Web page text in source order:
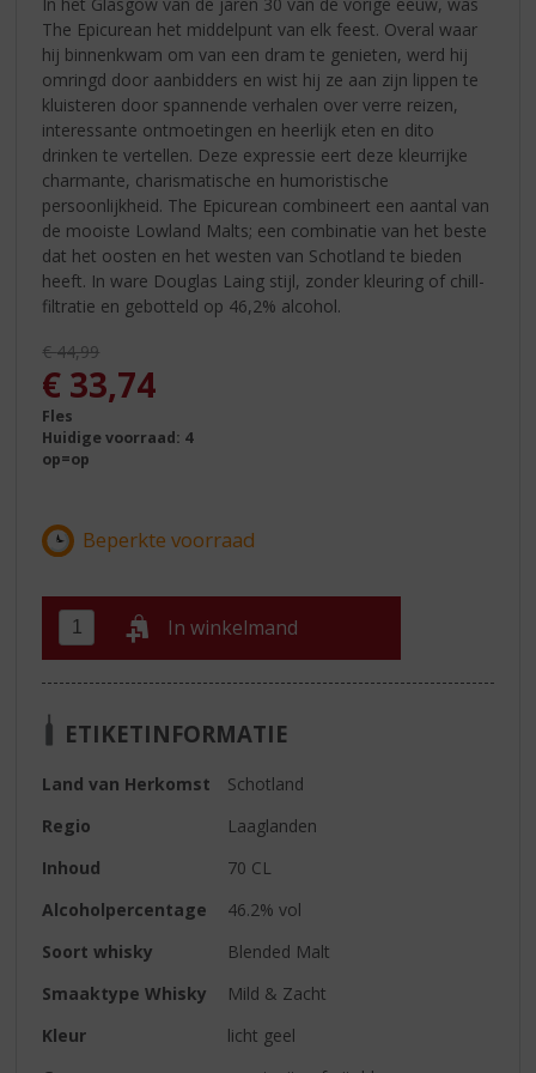
The Epicurean het middelpunt van elk feest. Overal waar
hij binnenkwam om van een dram te genieten, werd hij
omringd door aanbidders en wist hij ze aan zijn lippen te
kluisteren door spannende verhalen over verre reizen,
interessante ontmoetingen en heerlijk eten en dito
drinken te vertellen. Deze expressie eert deze kleurrijke
charmante, charismatische en humoristische
persoonlijkheid. The Epicurean combineert een aantal van
de mooiste Lowland Malts; een combinatie van het beste
dat het oosten en het westen van Schotland te bieden
heeft. In ware Douglas Laing stijl, zonder kleuring of chill-
filtratie en gebotteld op 46,2% alcohol.
Originele prijs was:
€44,99
, Huidige prijs is:
€ 33,74
Fles
Huidige voorraad: 4
op=op
In winkelmand
ETIKETINFORMATIE
Land van Herkomst
Schotland
Regio
Laaglanden
Inhoud
70 CL
Alcoholpercentage
46.2% vol
Soort whisky
Blended Malt
Smaaktype Whisky
Mild & Zacht
Kleur
licht geel